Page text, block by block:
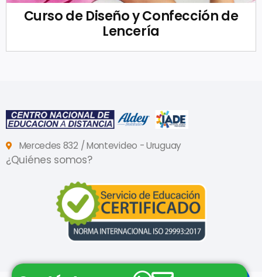
Curso de Diseño y Confección de
Lencería
Mercedes 832 / Montevideo - Uruguay
¿Quiénes somos?